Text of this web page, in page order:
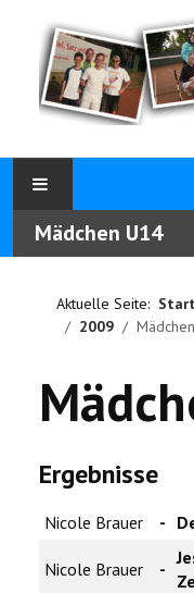
Mädchen U14
Aktuelle Seite:
2009
Ergebnisse
Nicole Brauer -
Nicole Brauer -